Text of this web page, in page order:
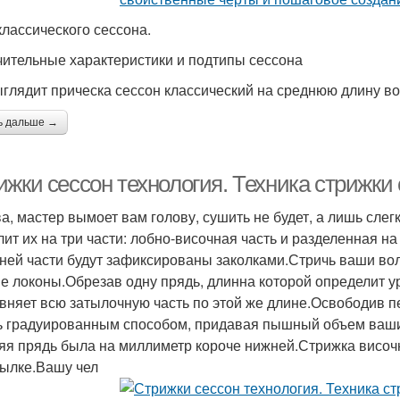
сессона.
характеристики и подтипы сессона
прическа сессон классический на среднюю длину
дальше →
сессон технология. Техника стрижки
мастер вымоет вам голову, сушить не будет, а лишь
их на три части: лобно-височная часть и разделенная
части будут зафиксированы заколками.Стричь ваши
локоны.Обрезав одну прядь, длинна которой определит
всю затылочную часть по этой же длине.Освободив
градуированным способом, придавая пышный объем
прядь была на миллиметр короче нижней.Стрижка
чел